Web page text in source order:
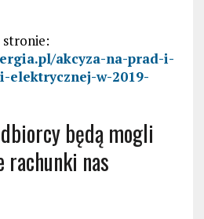
stronie:
akcyza-na-prad-i-
elektrycznej-w-2019-
będą mogli
rachunki nas